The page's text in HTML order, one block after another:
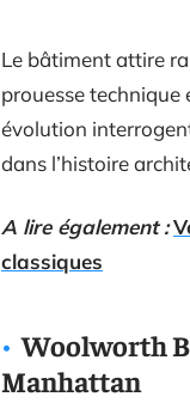
Le bâtiment attire
prouesse
évolution
dans l’histoire
A lire également :
classiques
Woolworth
Manhattan